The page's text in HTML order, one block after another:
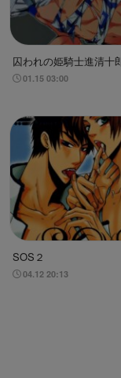
囚われの姫騎士進清十
「クッ･･･これで満足
01.15 03:00
SOS２
04.12 20:13